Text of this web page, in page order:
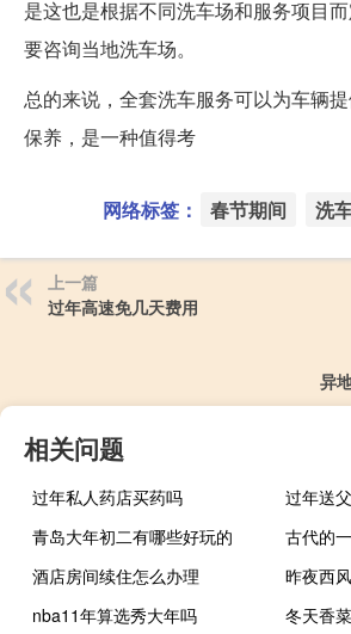
是这也是根据不同洗车场和服务项目
要咨询当地洗车场。
总的来说，全套洗车服务可以为车辆
保养，是一种值得考
网络标签： 春节期间 洗
上一篇
过年高速免几天费用
异
相关问题
过年私人药店买药吗
过年送
青岛大年初二有哪些好玩的
酒店房间续住怎么办理
nba11年算选秀大年吗
冬天香